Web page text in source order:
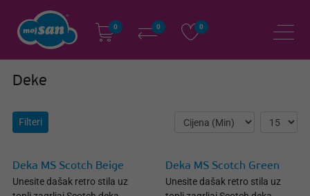
0 0 0
Deke
Filteri
Deka MS Scotch Beige
Unesite dašak retro stila uz
Deka MS Scotch Green
Unesite dašak retro stila uz